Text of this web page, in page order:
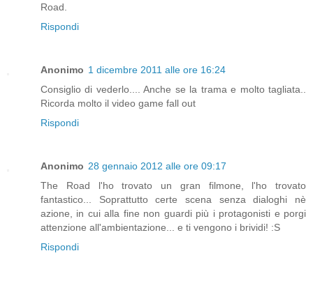
Road.
Rispondi
Anonimo 1 dicembre 2011 alle ore 16:24
Consiglio di vederlo.... Anche se la trama e molto tagliata..
Ricorda molto il video game fall out
Rispondi
Anonimo 28 gennaio 2012 alle ore 09:17
The Road l'ho trovato un gran filmone, l'ho trovato
fantastico... Soprattutto certe scena senza dialoghi nè
azione, in cui alla fine non guardi più i protagonisti e porgi
attenzione all'ambientazione... e ti vengono i brividi! :S
Rispondi